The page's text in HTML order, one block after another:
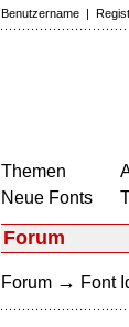
Benutzername |
Themen
Neue Fonts
Forum
Forum → Font